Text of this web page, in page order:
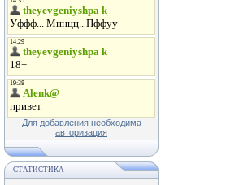
Для добавления необходима
авторизация
СТАТИСТИКА